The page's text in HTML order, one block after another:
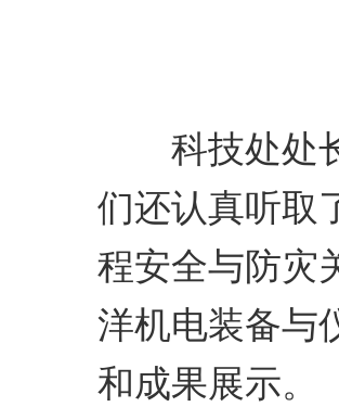
科技处处长
们还认真听取
程安全与防灾
洋机电装备与
和成果展示。